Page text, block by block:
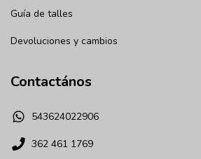
Guía de talles
Devoluciones y cambios
Contactános
543624022906
362 461 1769